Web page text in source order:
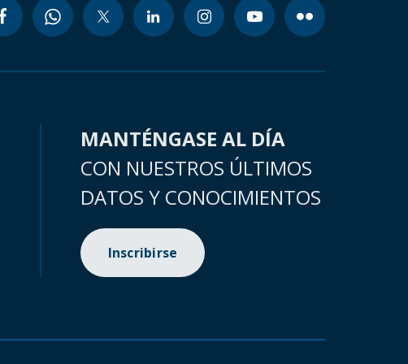
MANTÉNGASE AL DÍA
CON NUESTROS ÚLTIMOS
DATOS Y CONOCIMIENTOS
Inscribirse